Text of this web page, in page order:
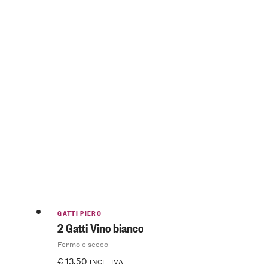
GATTI PIERO
2 Gatti Vino bianco
Fermo e secco
€13.50 INCL. IVA